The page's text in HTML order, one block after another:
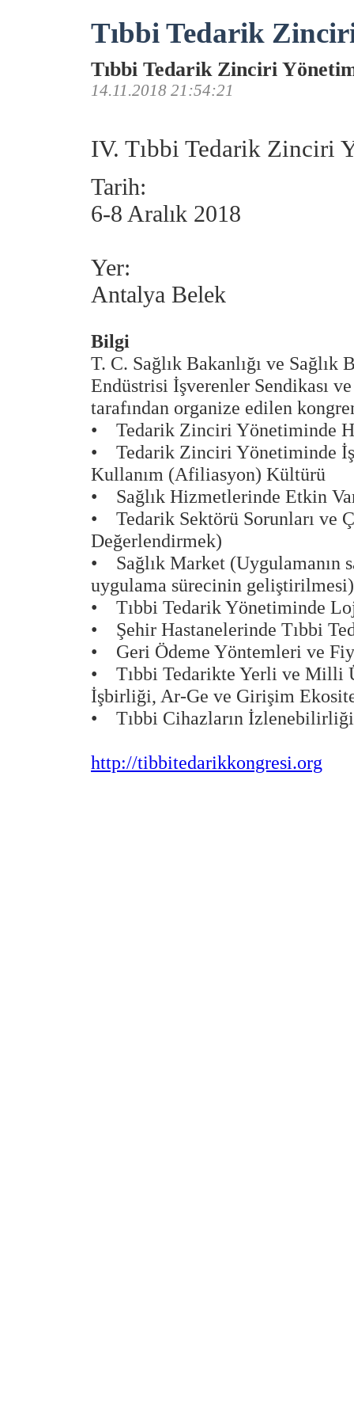
Tıbbi Tedarik
Tıbbi Tedarik Zinciri
14.11.2018 21:54:21
IV. Tıbbi Tedarik Zinciri
Tarih:
6-8 Aralık 2018
Yer:
Antalya Belek
Bilgi
T. C. Sağlık Bakanlığı ve
Endüstrisi İşverenler Sendikası
tarafından organize edilen
• Tedarik Zinciri Yönetiminde
• Tedarik Zinciri Yönetiminde
Kullanım (Afiliasyon) Kültürü
• Sağlık Hizmetlerinde Etkin
• Tedarik Sektörü Sorunları ve
Değerlendirmek)
• Sağlık Market (Uygulamanın
uygulama sürecinin geliştirilmesi)
• Tıbbi Tedarik Yönetiminde
• Şehir Hastanelerinde Tıbbi
• Geri Ödeme Yöntemleri ve
• Tıbbi Tedarikte Yerli ve Milli
İşbirliği, Ar-Ge ve Girişim
• Tıbbi Cihazların
http://tibbitedarikkongresi.org